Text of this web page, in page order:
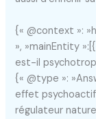
{« @context »:
», »mainEntity
est-il
{« @type »:
effet
régulateur